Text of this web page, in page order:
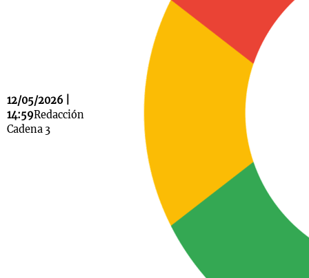
12/05/2026 |
14:59Redacción
Cadena 3
La Sole en
Cadena 3